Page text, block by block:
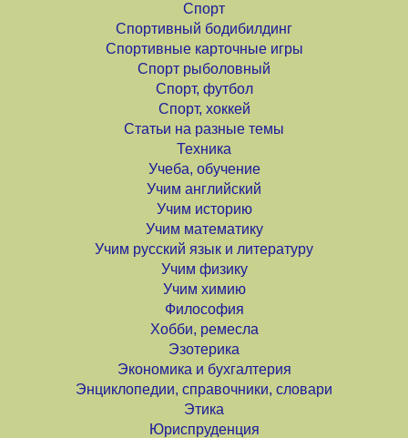
Спорт
Спортивный бодибилдинг
Спортивные карточные игры
Спорт рыболовный
Спорт, футбол
Спорт, хоккей
Статьи на разные темы
Техника
Учеба, обучение
Учим английский
Учим историю
Учим математику
Учим русский язык и литературу
Учим физику
Учим химию
Философия
Хобби, ремесла
Эзотерика
Экономика и бухгалтерия
Энциклопедии, справочники, словари
Этика
Юриспруденция